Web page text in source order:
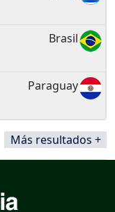
Brasil
Paraguay
Más resultados +